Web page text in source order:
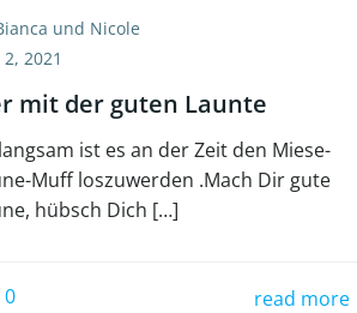
und Nicole
2021
mit der guten Launte
ist es an der Zeit den Miese-
Muff loszuwerden .Mach Dir gute
hübsch Dich […]
0 read more